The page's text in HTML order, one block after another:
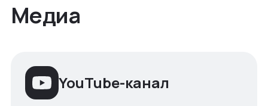
Медиа
YouTube-канал